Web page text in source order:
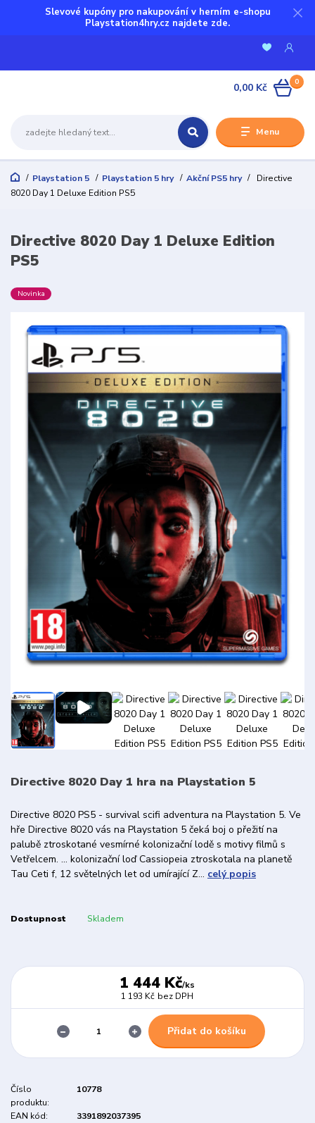
Slevové kupóny pro nakupování v herním e-shopu
Playstation4hry.cz najdete zde.
Menu
0
0,00 Kč
Playstation 5 Playstation 5 hry Akční PS5 hry
Directive
8020 Day 1 Deluxe Edition PS5
Directive 8020 Day 1 Deluxe Edition
PS5
Novinka
Directive 8020 Day 1 hra na Playstation 5
Directive 8020 PS5 - survival scifi adventura na Playstation 5. Ve
hře Directive 8020 vás na Playstation 5 čeká boj o přežití na
palubě ztroskotané vesmírné kolonizační lodě s motivy filmů s
Vetřelcem. ... kolonizační loď Cassiopeia ztroskotala na planetě
Tau Ceti f, 12 světelných let od umírající Z... celý popis
Dostupnost Skladem
1 444 Kč/ks
1 193 Kč bez DPH
Přidat do košíku
Číslo
produktu:
10778
EAN kód:
3391892037395